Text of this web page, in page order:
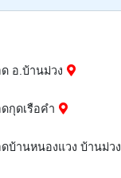
อ.บ้านม่วง
กุดเรือคำ
บ้านหนองแวง บ้านม่วง